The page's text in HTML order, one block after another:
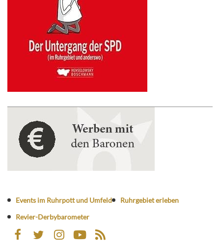
Events im Ruhrpott und Umfeld
Ruhrgebiet erleben
Revier-Derbybarometer